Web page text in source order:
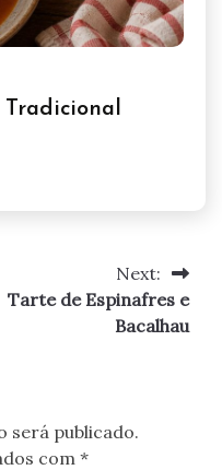
Next:
Tarte de Espinafres e
Bacalhau
será publicado.
com *